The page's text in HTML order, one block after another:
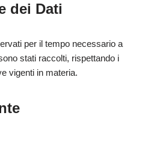
dei Dati
per il tempo necessario a
stati raccolti, rispettando i
vigenti in materia.